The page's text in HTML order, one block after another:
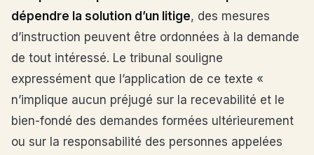
dépendre la solution d’un litige, des mesures
d’instruction peuvent être ordonnées à la demande
de tout intéressé. Le tribunal souligne
expressément que l’application de ce texte «
n’implique aucun préjugé sur la recevabilité et le
bien-fondé des demandes formées ultérieurement
ou sur la responsabilité des personnes appelées